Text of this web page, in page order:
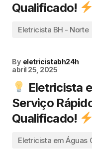
Qualificado!
Eletricista BH - Norte
By eletricistabh24h
abril 25, 2025
Eletricista
Serviço
Qualificado!
Eletricista em Águas